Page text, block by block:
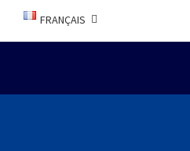
FRANÇAIS